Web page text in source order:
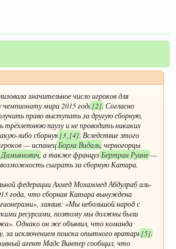
значительное число игроков для
мира 2015 года[2]. Согласно
право выступать за другую сборную,
паузу и не проводить никаких
либо сборную[3][4]. Вследствие этого
— испанецБорха Видаль, черногорцы
, а также французБертран Руане—
сыграть за сборную Катара.
федерации Ахмед Мохаммед Абдулраб аль-
года, что сборная Катара вынуждена
заявив: «Мы небольшой народ с
ресурсами, поэтому мы должны были
Однако он же объявил, что команда
за исключением поиска опытного вратаря[5].
агент Мадс Винтер сообщил, что